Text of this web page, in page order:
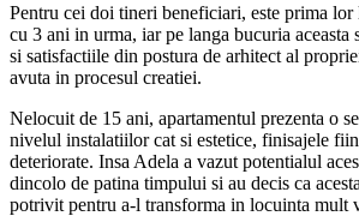
Pentru cei doi tineri beneficiari, este prima
cu 3 ani in urma, iar pe langa bucuria aceasta
si satisfactiile din postura de arhitect al
avuta in procesul creatiei.
Nelocuit de 15 ani, apartamentul prezenta o
nivelul instalatiilor cat si estetice, finisajele
deteriorate. Insa Adela a vazut potentialul
dincolo de patina timpului si au decis ca
potrivit pentru a-l transforma in locuinta mult